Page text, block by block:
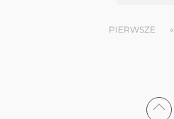
PIERWSZE «